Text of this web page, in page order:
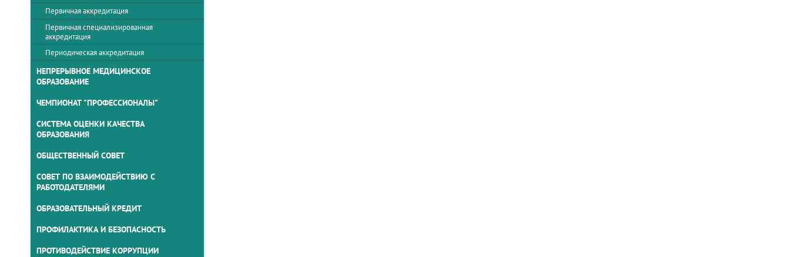
Первичная аккредитация
Первичная специализированная
аккредитация
Периодическая аккредитация
НЕПРЕРЫВНОЕ МЕДИЦИНСКОЕ
ОБРАЗОВАНИЕ
ЧЕМПИОНАТ "ПРОФЕССИОНАЛЫ"
СИСТЕМА ОЦЕНКИ КАЧЕСТВА
ОБРАЗОВАНИЯ
ОБЩЕСТВЕННЫЙ СОВЕТ
СОВЕТ ПО ВЗАИМОДЕЙСТВИЮ С
РАБОТОДАТЕЛЯМИ
ОБРАЗОВАТЕЛЬНЫЙ КРЕДИТ
ПРОФИЛАКТИКА И БЕЗОПАСНОСТЬ
ПРОТИВОДЕЙСТВИЕ КОРРУПЦИИ